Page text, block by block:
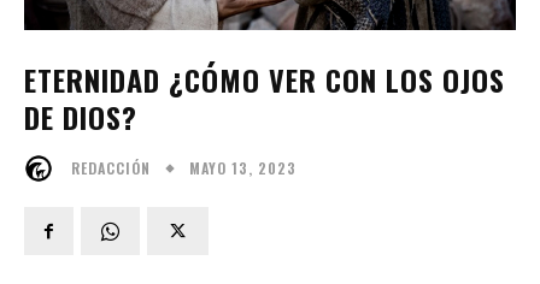
ETERNIDAD ¿CÓMO VER CON LOS OJOS
DE DIOS?
REDACCIÓN MAYO 13, 2023